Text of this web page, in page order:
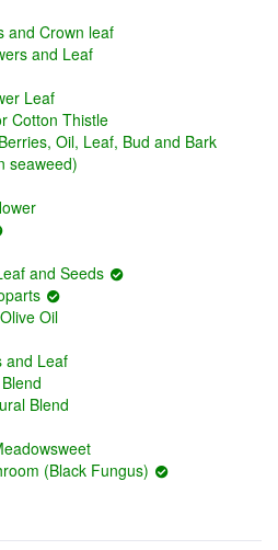
and Crown leaf
and Leaf
Leaf
Cotton Thistle
Oil, Leaf, Bud and Bark
seaweed)
and Seeds
Oil
and Leaf
Blend
(Black Fungus)